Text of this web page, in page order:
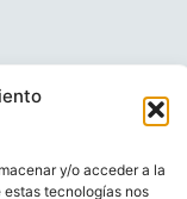
y/o acceder a la
tecnologías nos